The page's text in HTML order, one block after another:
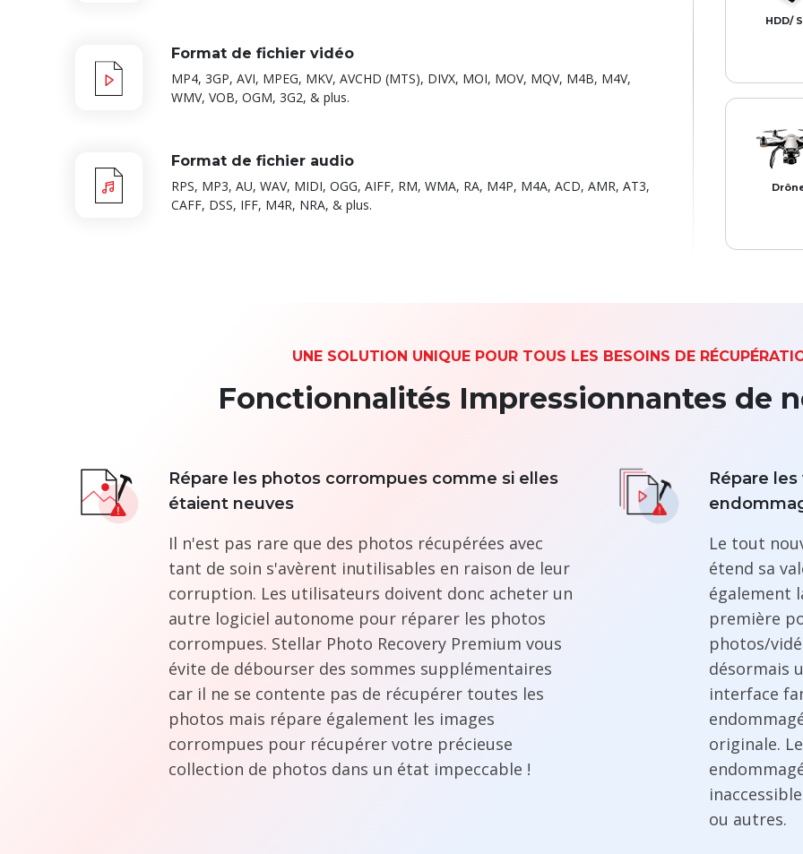
Format de fichier vidéo
MP4, 3GP, AVI, MPEG, MKV, AVCHD (MTS), DIVX, MOI, MOV, MQV, M4B, M4V,
WMV, VOB, OGM, 3G2, & plus.
Format de fichier audio
RPS, MP3, AU, WAV, MIDI, OGG, AIFF, RM, WMA, RA, M4P, M4A, ACD, AMR, AT3,
CAFF, DSS, IFF, M4R, NRA, & plus.
HDD/
toutes
disques
UNE SOLUTION UNIQUE POUR TOUS LES BESOINS DE
Fonctionnalités Impressionnantes de
Répare les photos corrompues comme si elles
étaient neuves
Il n'est pas rare que des photos récupérées avec
tant de soin s'avèrent inutilisables en raison de leur
corruption. Les utilisateurs doivent donc acheter un
autre logiciel autonome pour réparer les photos
corrompues. Stellar Photo Recovery Premium vous
évite de débourser des sommes supplémentaires
car il ne se contente pas de récupérer toutes les
photos mais répare également les images
corrompues pour récupérer votre précieuse
collection de photos dans un état impeccable !
Répare
Le tout
étend sa
également
première
photos/
désormais
interface
originale.
ou autres.